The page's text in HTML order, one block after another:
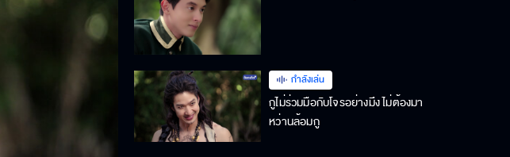
กำลังเล่น
กูไม่ร่วมมือกับโจรอย่างมึง ไม่ต้องมา
หว่านล้อมกู